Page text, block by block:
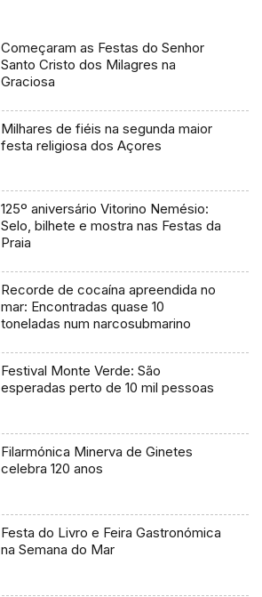
Começaram as Festas do Senhor
Santo Cristo dos Milagres na
Graciosa
Milhares de fiéis na segunda maior
festa religiosa dos Açores
125º aniversário Vitorino Nemésio:
Selo, bilhete e mostra nas Festas da
Praia
Recorde de cocaína apreendida no
mar: Encontradas quase 10
toneladas num narcosubmarino
Festival Monte Verde: São
esperadas perto de 10 mil pessoas
Filarmónica Minerva de Ginetes
celebra 120 anos
Festa do Livro e Feira Gastronómica
na Semana do Mar